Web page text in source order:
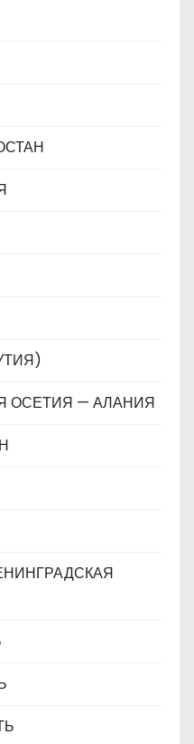
ОСЕТИЯ — АЛАНИЯ